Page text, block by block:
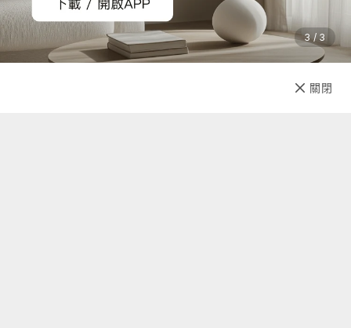
帶
尺寸：錶面43.00mm x 厚7.0mm，錶帶長115mm / 75mm x寬
20mm
3 / 3
關閉